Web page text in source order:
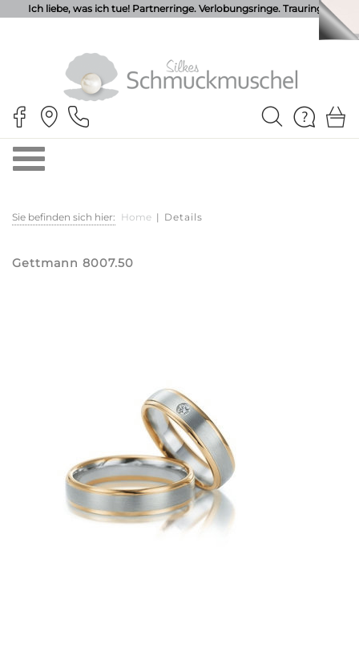
Ich liebe, was ich tue! Partnerringe. Verlobungsringe. Trauringe.
Sie befinden sich hier: Home | Details
Gettmann 8007.50